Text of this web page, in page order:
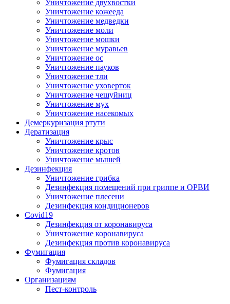
Уничтожение двухвостки
Уничтожение кожееда
Уничтожение медведки
Уничтожение моли
Уничтожение мошки
Уничтожение муравьев
Уничтожение ос
Уничтожение пауков
Уничтожение тли
Уничтожение уховерток
Уничтожение чешуйниц
Уничтожение мух
Уничтожение насекомых
Демеркуризация ртути
Дератизация
Уничтожение крыс
Уничтожение кротов
Уничтожение мышей
Дезинфекция
Уничтожение грибка
Дезинфекция помещений при гриппе и ОРВИ
Уничтожение плесени
Дезинфекция кондиционеров
Covid19
Дезинфекция от коронавируса
Уничтожение коронавируса
Дезинфекция против коронавируса
Фумигация
Фумигация складов
Фумигация
Организациям
Пест-контроль